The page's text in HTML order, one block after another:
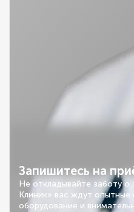
Запишитесь на
Не откладывайте заботу
Клиник» вас ждут
оборудование и